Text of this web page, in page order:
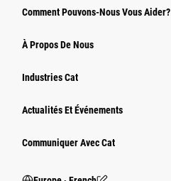
Comment Pouvons-Nous Vous Aider?
À Propos De Nous
Industries Cat
Actualités Et Événements
Communiquer Avec Cat